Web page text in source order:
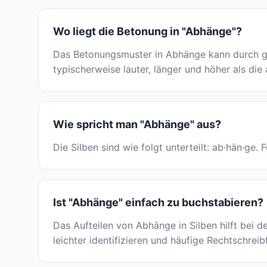
Wo liegt die Betonung in "Abhänge"?
Das Betonungsmuster in Abhänge kann
typischerweise lauter, länger und höher als die
Wie spricht man "Abhänge" aus?
Die Silben sind wie folgt unterteilt: ab·hän·ge.
Ist "Abhänge" einfach zu buchstabieren?
Das Aufteilen von Abhänge in Silben hilft bei
leichter identifizieren und häufige